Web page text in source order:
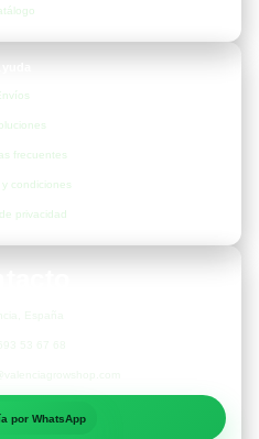
frecuentes
y condiciones
privacidad
por WhatsApp